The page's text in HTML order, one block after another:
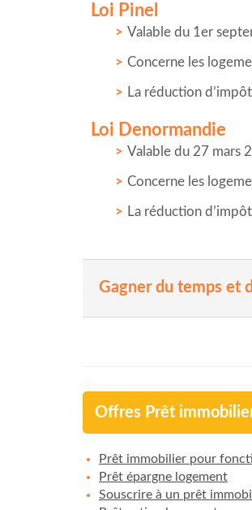
Loi Pinel
Valable du 1er
Concerne les
La réduction
Loi Denormandie
Valable du 27 mars
Concerne les
La réduction
Gagner du temps et
Offres Prêt
Prêt immobilier pour
Prêt épargne logement
Souscrire à un prêt